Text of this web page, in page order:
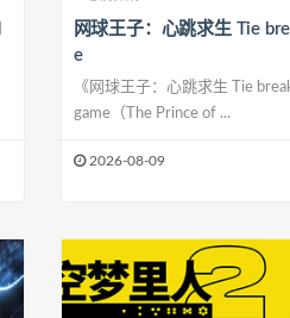
网球王子：心跳求生 Tie
e
《网球王子：心跳求生 Tie
game（The Prince of ...
2026-08-09